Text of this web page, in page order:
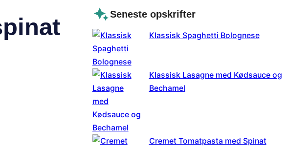
Seneste opskrifter
Klassisk Spaghetti Bolognese
Klassisk Lasagne med Kødsauce og
Bechamel
Cremet Tomatpasta med Spinat